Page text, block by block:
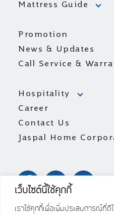
เว็บไซต์นี้ใช้คุกกี้
เราใช้คุกกี้เพื่อเพิ่มประสบการณ์ที่ดี
Mattress Guide
Promotion
News & Updates
Call Service &
Hospitality
Career
Contact Us
Jaspal Home